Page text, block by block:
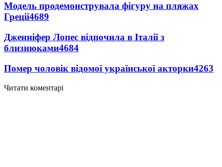
Модель продемонструвала фігуру на пляжах
Греції4689
Дженніфер Лопес відпочила в Італії з
близнюками4684
Помер чоловік відомої української акторки4263
Читати коментарі